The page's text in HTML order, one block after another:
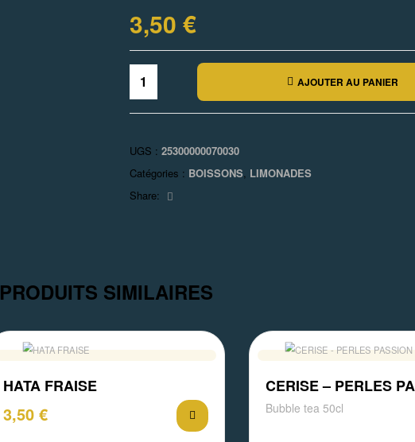
3,50 €
AJOUTER AU PANIER
UGS : 25300000070030
Catégories : BOISSONS, LIMONADES
Share:
PRODUITS SIMILAIRES
HATA FRAISE
3,50 €
CERISE – PERLES
Bubble tea 50cl